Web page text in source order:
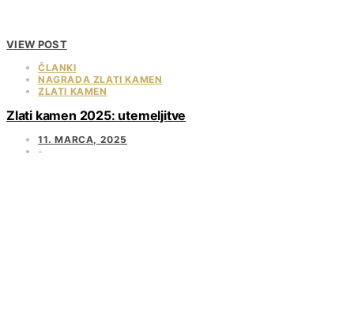
VIEW POST
ČLANKI
NAGRADA ZLATI KAMEN
ZLATI KAMEN
Zlati kamen 2025: utemeljitve
11. MARCA, 2025